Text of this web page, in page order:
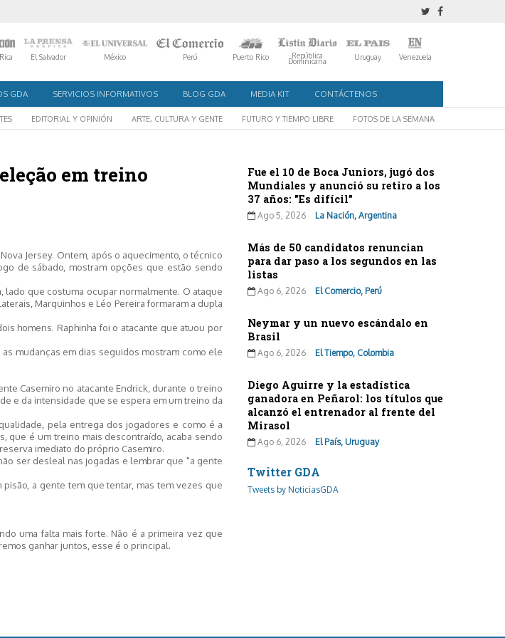
El Salvador México Perú Puerto Rico República
Dominicana Uruguay Venezuela
GDA SERVICIOS INFORMATIVOS BLOG GDA MEDIA KIT CONTÁCTENOS
EDITORIAL Y OPINIÓN ARTE, CULTURA Y GENTE FUTURO Y TIEMPO LIBRE FOTOS DE LA SEMANA
em treino
Jersey. Ontem, após o aquecimento, o técnico
de sábado, mostram opções que estão sendo
lado que costuma ocupar normalmente. O ataque
Marquinhos e Léo Pereira formaram a dupla
homens. Raphinha foi o atacante que atuou por
mudanças em dias seguidos mostram como ele
Casemiro no atacante Endrick, durante o treino
e da intensidade que se espera em um treino da
pela entrega dos jogadores e como é a
que é um treino mais descontraído, acaba sendo
imediato do próprio Casemiro.
ser desleal nas jogadas e lembrar que "a gente
a gente tem que tentar, mas tem vezes que
uma falta mais forte. Não é a primeira vez que
ganhar juntos, esse é o principal.
Fue el 10 de Boca Juniors, jugó dos
Mundiales y anunció su retiro a los
37 años: "Es difícil"
Ago 5, 2026 La Nación, Argentina
Más de 50 candidatos renuncian
para dar paso a los segundos en las
listas
Ago 6, 2026 El Comercio, Perú
Neymar y un nuevo escándalo en
Brasil
Ago 6, 2026 El Tiempo, Colombia
Diego Aguirre y la estadística
ganadora en Peñarol: los títulos que
alcanzó el entrenador al frente del
Mirasol
Ago 6, 2026 El País, Uruguay
Twitter GDA
Tweets by NoticiasGDA